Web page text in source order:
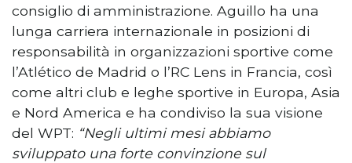
consiglio di amministrazione. Aguillo ha una
lunga carriera internazionale in posizioni di
responsabilità in organizzazioni sportive come
l’Atlético de Madrid o l’RC Lens in Francia, così
come altri club e leghe sportive in Europa, Asia
e Nord America e ha condiviso la sua visione
del WPT: “Negli ultimi mesi abbiamo
sviluppato una forte convinzione sul